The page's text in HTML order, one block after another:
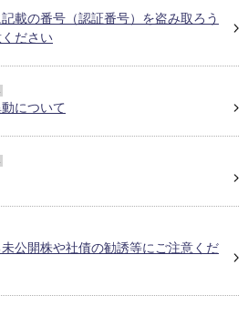
載の番号（認証番号）を盗み取ろう
ださい
について
未公開株や社債の勧誘等にご注意くだ